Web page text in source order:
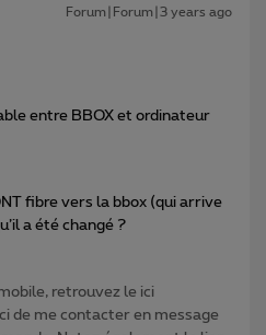
Forum|Forum|3 years ago
entre BBOX et ordinateur
fibre vers la bbox (qui arrive
a été changé ?
retrouvez le ici
de me contacter en message